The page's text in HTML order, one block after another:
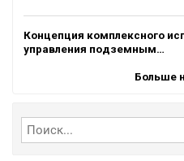
Концепция комплексного
управления подземным…
Больше